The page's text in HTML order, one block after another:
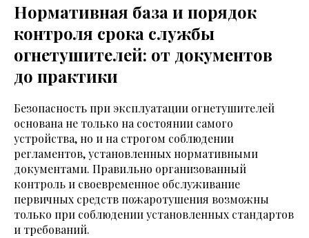
Нормативная база и порядок
контроля срока службы
огнетушителей: от документов
до практики
Безопасность при эксплуатации огнетушителей
основана не только на состоянии самого
устройства, но и на строгом соблюдении
регламентов, установленных нормативными
документами. Правильно организованный
контроль и своевременное обслуживание
первичных средств пожаротушения возможны
только при соблюдении установленных стандартов
и требований.